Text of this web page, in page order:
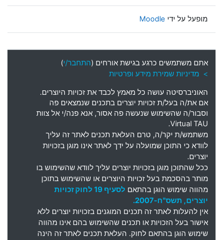
מופעל על ידי Moodle
אתם משתמשים כרגע בגישת אורחים (התחבר/י)
> מדיניות שמירת מידע ופרטיות
האוניברסיטה עושה כל מאמץ לכבד את זכויות היוצרים.
אם את/ה בעל/ת זכויות יוצרים בתכנים שנמצאים פה
וסבור/ה שהשימוש שנעשה פה אסור, אנא פנה/י אל צוות
Virtual TAU.
משתמש/ת יקר/ה, טרם העלאת תכנים לאתר זה עליך
לוודא כי התוכן שמועלה על ידך לאתר אינו מוגן בזכויות
יוצרים.
ככל שהתוכן מוגן בזכויות יוצרים עליך לוודא שהשימוש בו
מותר בהסכמת בעל זכויות היוצרים או שהשימוש בתוכן
מהווה שימוש הוגן בהתאם
לסעיף 19 לחוק זכויות
יוצרים, תשס"ח-2007.
אין להעלות לאתר זה תכנים המוגנים בזכויות יוצרים ללא
אישור בעל הזכויות או תכנים שהשימוש בהם אינו מהווה
שימוש הוגן בהתאם לחוק. העלאת תכנים לאתר זה הינה